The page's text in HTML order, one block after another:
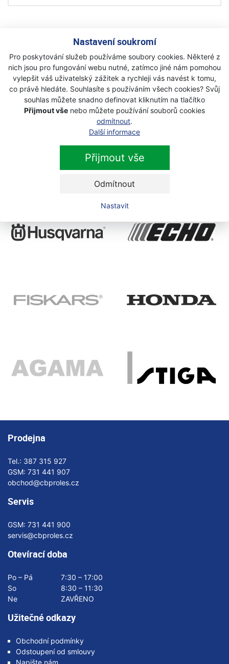
Nastavení soukromí
Pro poskytování služeb používáme soubory cookies. Některé z
nich jsou pro fungování webu nutné, zatímco jiné nám pomohou
vylepšit váš uživatelský zážitek a rychleji vás navést k tomu,
co právě hledáte. Souhlasíte s používáním všech cookies? Svůj
souhlas můžete snadno definovat kliknutím na tlačítko
Přijmout vše nebo můžete používání souborů cookies
odmítnout.
Další informace
Přijmout vše
Odmítnout
Nastavit
Newsletter
Přihlaste se k odběru novinek
Přihlásit
Zaškrtnutím souhlasím se zpracováním osobních
Prodejna
Tel.: 387 315 927
GSM: 731 441 907
obchod@cbproles.cz
Servis
GSM: 731 441 900
servis@cbproles.cz
Otevírací doba
Po – Pá
7:30 – 17:00
So
8:30 – 11:30
Ne
ZAVŘENO
Užitečné odkazy
Obchodní podmínky
Odstoupení od smlouvy
Napište nám